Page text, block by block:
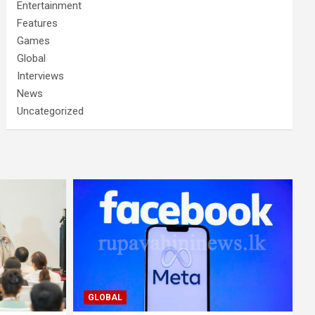
Entertainment
Features
Games
Global
Interviews
News
Uncategorized
GLOBAL